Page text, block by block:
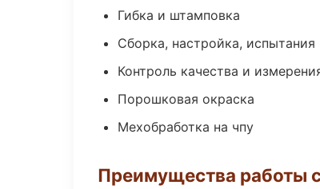
Гибка и штамповка
Сборка, настройка, испытания
Контроль качества и
Порошковая окраска
Мехобработка на чпу
Преимущества работы